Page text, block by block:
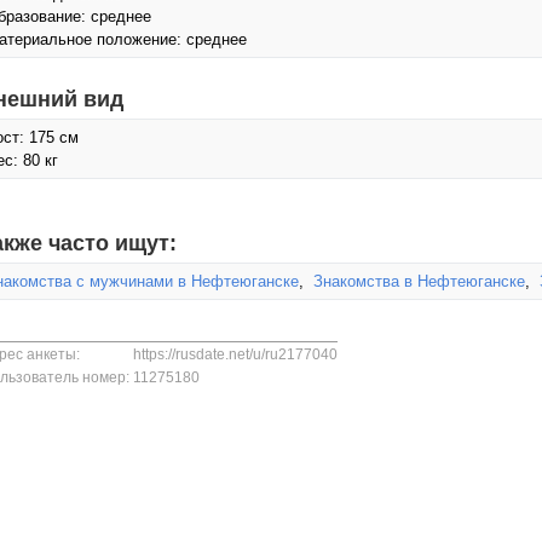
среднее
положение: среднее
вид
175 см
80 кг
часто ищут:
с мужчинами в Нефтеюганске, Знакомства в Нефтеюганске,
анкеты:
https://rusdate.net/u/ru2177040
номер: 11275180